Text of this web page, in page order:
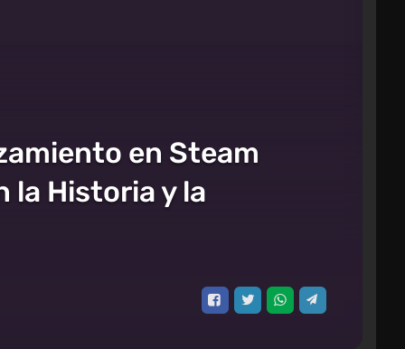
en Steam
la Historia y la